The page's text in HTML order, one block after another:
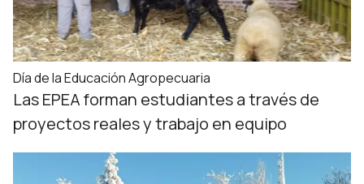
Día de la Educación Agropecuaria
Las EPEA forman estudiantes a través de
proyectos reales y trabajo en equipo